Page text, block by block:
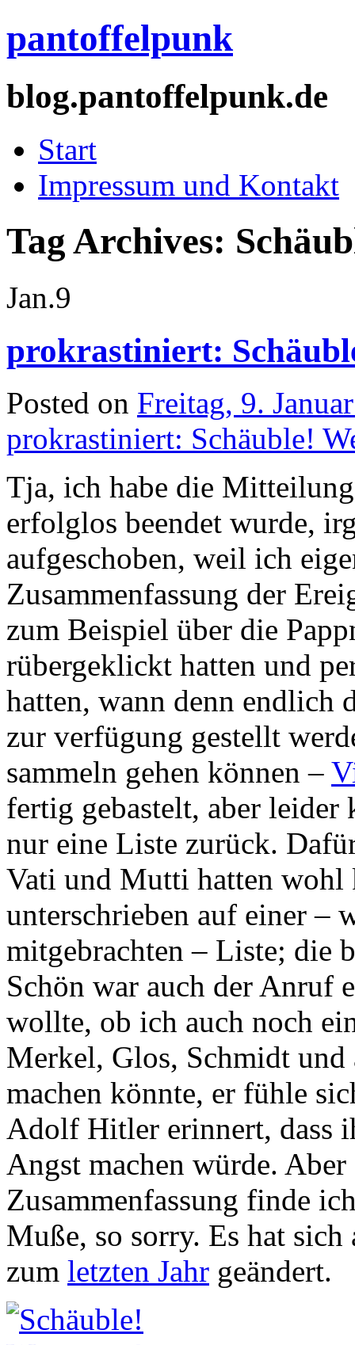
pantoffelpunk
blog.pantoffelpunk.de
Start
Impressum und Kontakt
Tag Archives:
Jan.9
prokrastiniert:
Posted on Freitag, 9.
prokrastiniert: Schäuble!
Tja, ich habe die
erfolglos beendet wurde,
aufgeschoben, weil ich
Zusammenfassung der
zum Beispiel über die
rübergeklickt hatten und
hatten, wann denn endlich
zur verfügung gestellt
sammeln gehen können –
fertig gebastelt, aber leider
nur eine Liste zurück.
Vati und Mutti hatten wohl
unterschrieben auf einer –
mitgebrachten – Liste; die
Schön war auch der Anruf
wollte, ob ich auch noch
Merkel, Glos, Schmidt und
machen könnte, er fühle
Adolf Hitler erinnert, dass
Angst machen würde.
Zusammenfassung finde
Muße, so sorry. Es hat
zum letzten Jahr geändert.